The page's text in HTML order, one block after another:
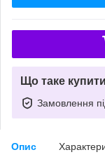
Що таке
Замовлення
Опис